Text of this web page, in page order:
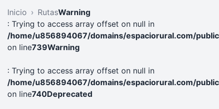
Inicio RutasWarning
: Trying to access array offset on null in
/home/u856894067/domains/espaciorural.com/
on line739Warning
: Trying to access array offset on null in
/home/u856894067/domains/espaciorural.com/
on line740Deprecated